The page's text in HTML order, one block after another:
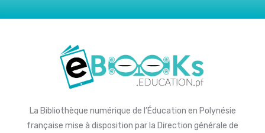
La Bibliothèque numérique de l’Éducation en Polynésie
française mise à disposition par la Direction générale de